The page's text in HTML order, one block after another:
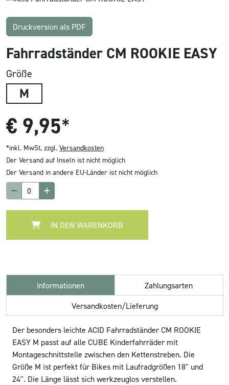
Druckversion als PDF
Fahrradständer CM ROOKIE EASY
Größe
M
€ 9,95*
*inkl. MwSt, zzgl. Versandkosten
Der Versand auf Inseln ist nicht möglich
Der Versand in andere EU-Länder ist nicht möglich
IN DEN WARENKORB
Informationen
Zahlungsarten
Versandkosten/Lieferung
Der besonders leichte ACID Fahrradständer CM ROOKIE
EASY M passt auf alle CUBE Kinderfahrräder mit
Montageschnittstelle zwischen den Kettenstreben. Die
Größe M ist perfekt für Bikes mit Laufradgrößen 18'' und
24''. Die Länge lässt sich werkzeuglos verstellen.